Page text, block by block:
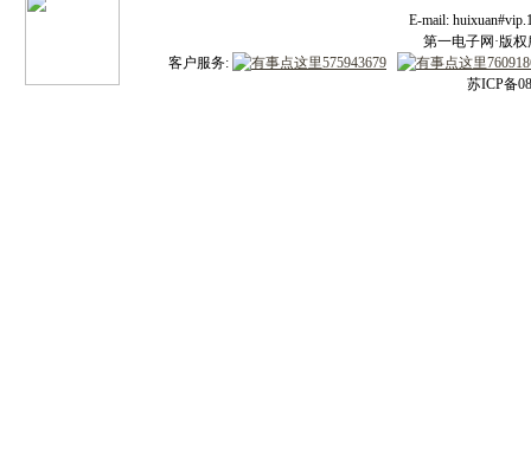
E-mail:
第一电子网·版权
客户服务:
苏ICP备